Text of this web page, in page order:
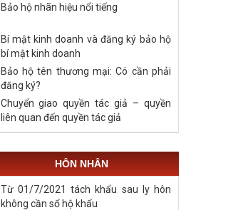
Bảo hộ nhãn hiệu nổi tiếng
Bí mật kinh doanh và đăng ký bảo hộ
bí mật kinh doanh
Bảo hộ tên thương mại: Có cần phải
đăng ký?
Chuyển giao quyền tác giả – quyền
liên quan đến quyền tác giả
HÔN NHÂN
Từ 01/7/2021 tách khẩu sau ly hôn
không cần sổ hộ khẩu